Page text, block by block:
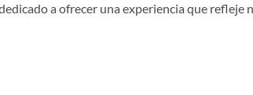
a ofrecer una experiencia que refleje